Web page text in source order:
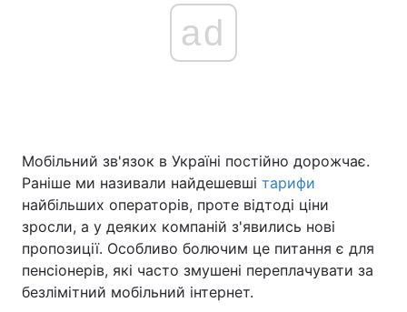
ad
Мобільний зв'язок в Україні постійно дорожчає.
Раніше ми називали найдешевші тарифи
найбільших операторів, проте відтоді ціни
зросли, а у деяких компаній з'явились нові
пропозиції. Особливо болючим це питання є для
пенсіонерів, які часто змушені переплачувати за
безлімітний мобільний інтернет.